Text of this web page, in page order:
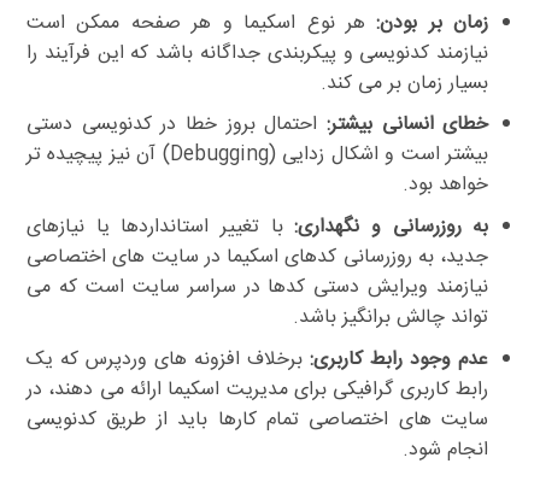
زمان بر بودن:هر نوع اسکیما و هر صفحه ممکن است
نیازمند کدنویسی و پیکربندی جداگانه باشد که این فرآیند را
بسیار زمان بر می کند.
خطای انسانی بیشتر: احتمال بروز خطا در کدنویسی دستی
بیشتر است و اشکال زدایی (Debugging) آن نیز پیچیده تر
خواهد بود.
به روزرسانی و نگهداری:با تغییر استانداردها یا نیازهای
جدید، به روزرسانی کدهای اسکیما در سایت های اختصاصی
نیازمند ویرایش دستی کدها در سراسر سایت است که می
تواند چالش برانگیز باشد.
عدم وجود رابط کاربری:برخلاف افزونه های وردپرس که یک
رابط کاربری گرافیکی برای مدیریت اسکیما ارائه می دهند، در
سایت های اختصاصی تمام کارها باید از طریق کدنویسی
انجام شود.